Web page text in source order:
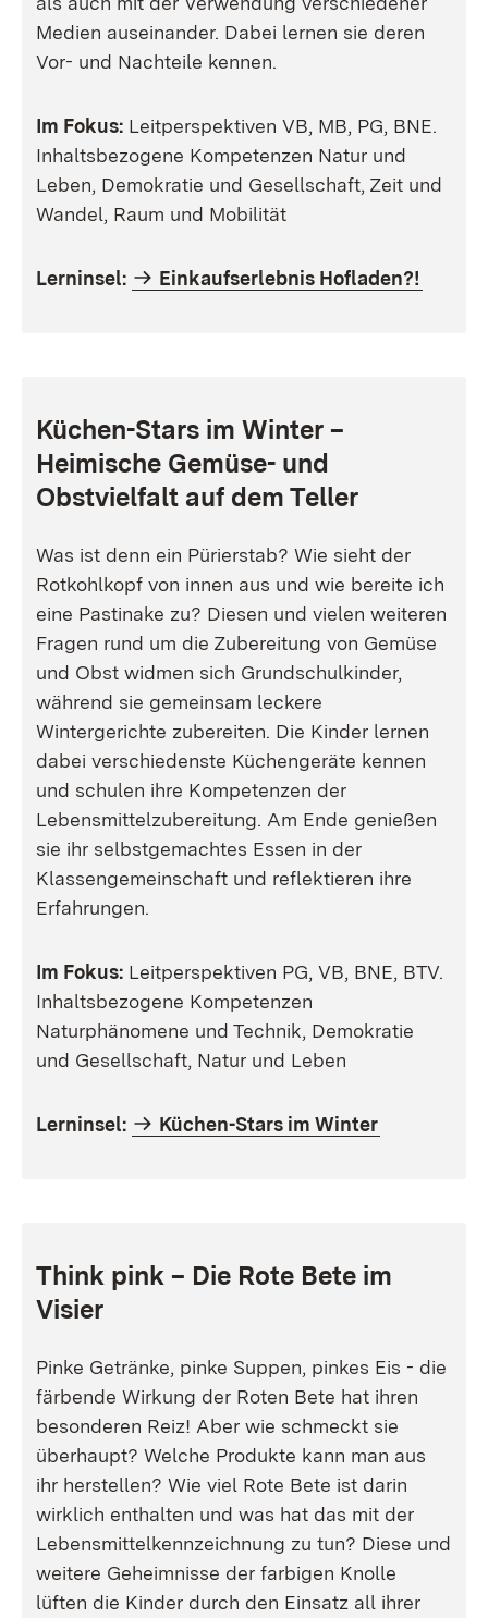
Medien auseinander. Dabei lernen sie deren
Vor- und Nachteile kennen.
Im Fokus: Leitperspektiven VB, MB, PG, BNE.
Inhaltsbezogene Kompetenzen Natur und
Leben, Demokratie und Gesellschaft, Zeit und
Wandel, Raum und Mobilität
Lerninsel: Einkaufserlebnis Hofladen?!
Küchen-Stars im Winter –
Heimische Gemüse- und
Obstvielfalt auf dem Teller
Was ist denn ein Pürierstab? Wie sieht der
Rotkohlkopf von innen aus und wie bereite ich
eine Pastinake zu? Diesen und vielen weiteren
Fragen rund um die Zubereitung von Gemüse
und Obst widmen sich Grundschulkinder,
während sie gemeinsam leckere
Wintergerichte zubereiten. Die Kinder lernen
dabei verschiedenste Küchengeräte kennen
und schulen ihre Kompetenzen der
Lebensmittelzubereitung. Am Ende genießen
sie ihr selbstgemachtes Essen in der
Klassengemeinschaft und reflektieren ihre
Erfahrungen.
Im Fokus: Leitperspektiven PG, VB, BNE, BTV.
Inhaltsbezogene Kompetenzen
Naturphänomene und Technik, Demokratie
und Gesellschaft, Natur und Leben
Lerninsel: Küchen-Stars im Winter
Think pink – Die Rote Bete im
Visier
Pinke Getränke, pinke Suppen, pinkes Eis - die
färbende Wirkung der Roten Bete hat ihren
besonderen Reiz! Aber wie schmeckt sie
überhaupt? Welche Produkte kann man aus
ihr herstellen? Wie viel Rote Bete ist darin
wirklich enthalten und was hat das mit der
Lebensmittelkennzeichnung zu tun? Diese und
weitere Geheimnisse der farbigen Knolle
lüften die Kinder durch den Einsatz all ihrer